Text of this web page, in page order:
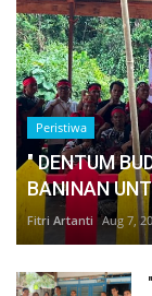
Peristiwa
" DENTUM
BANINAN
Fitri Artanti Aug 7,